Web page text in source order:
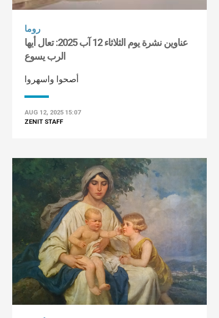
روما
عناوين نشرة يوم الثلاثاء 12 آب 2025: تعال أيها
الرب يسوع
أصحوا واسهروا
AUG 12, 2025 15:07
ZENIT STAFF